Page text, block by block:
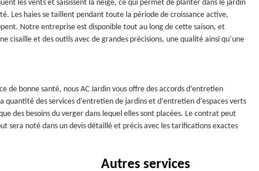
les vents et saisissent la neige, ce qui permet de planter dans le jardin
Les haies se taillent pendant toute la période de croissance active,
Notre entreprise est disponible tout au long de cette saison, et
cisaille et des outils avec de grandes précisions, une qualité ainsi qu’une
bonne santé, nous AC Jardin vous offre des accords d’entretien
des services d’entretien de jardins et d’entretien d’espaces verts
des besoins du verger dans lequel elles sont placées. Le contrat peut
sera noté dans un devis détaillé et précis avec les tarifications exactes
Autres services